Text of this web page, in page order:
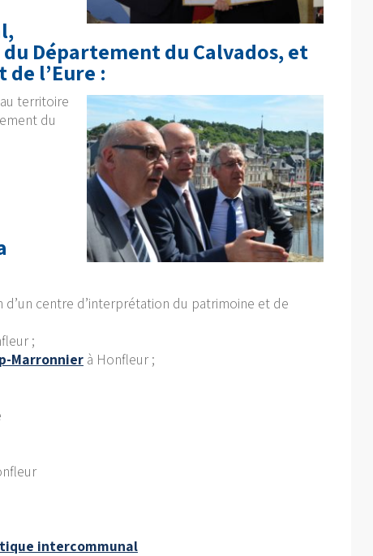
,
Département du Calvados, et
l’Eure :
territoire
du
centre d’interprétation du patrimoine et de
;
Marronnierà Honfleur ;
intercommunal